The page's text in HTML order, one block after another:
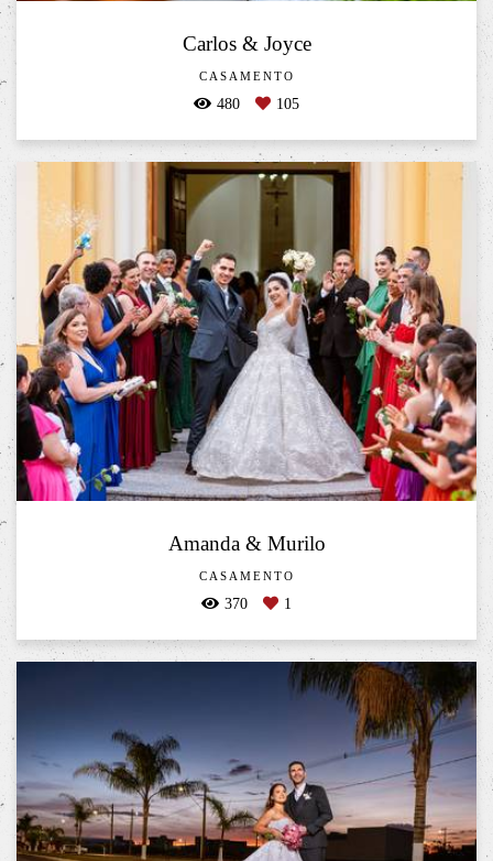
Carlos & Joyce
CASAMENTO
480 105
Amanda & Murilo
CASAMENTO
370 1